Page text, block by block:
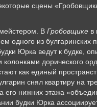
сцены
В Гробовщике в
одного из булгаринских
Юрка ведут к будке,
дорического
как единый
снял квартиру на
его нижних этажа
будки Юрка